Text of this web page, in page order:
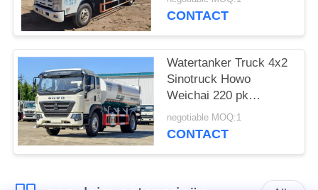
Refrigerated Van 130P
CONTACT
Watertanker Truck 4x2
Sinotruck Howo
Weichai 220 pk
Dubbele achterbanden
Eén rij cabine
negotiable MOQ:1
CONTACT